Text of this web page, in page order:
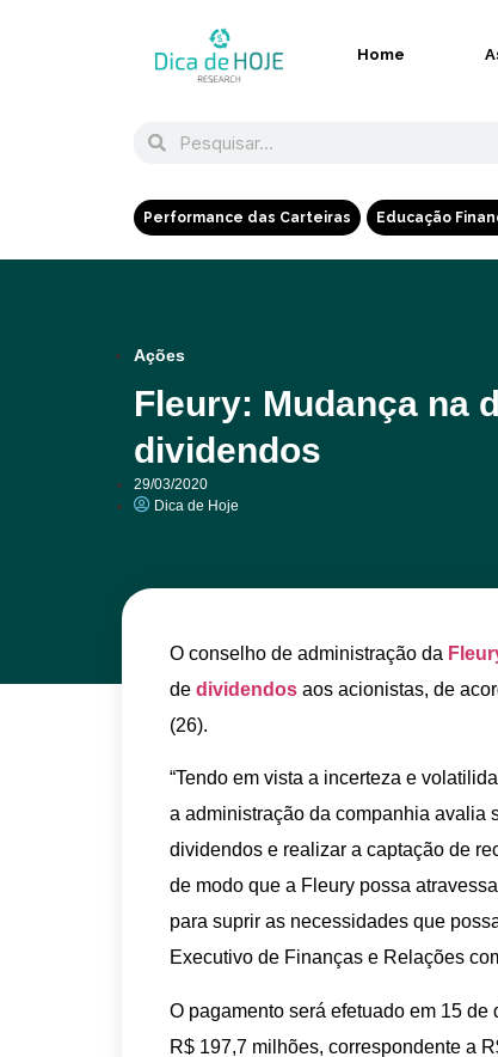
Home
Performance das Carteiras Educação
Ações
Fleury: Mudança na
dividendos
29/03/2020
Dica de Hoje
O conselho de administração da
de dividendos aos acionistas, de
(26).
“Tendo em vista a incerteza e
a administração da companhia avalia
dividendos e realizar a captação de
de modo que a Fleury possa
para suprir as necessidades que
Executivo de Finanças e Relações
O pagamento será efetuado em 15
R$ 197,7 milhões, correspondente a